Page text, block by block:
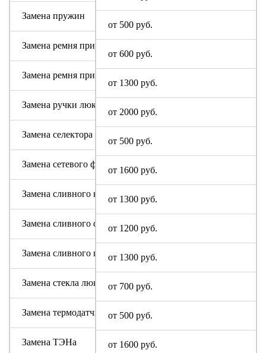
от 500 руб.
от 600 руб.
от 1300 руб.
от 2000 руб.
от 500 руб.
от 1600 руб.
от 1300 руб.
от 1200 руб.
от 1300 руб.
от 700 руб.
от 500 руб.
от 1600 руб.
Замена пружин
Замена ремня привода (двигателя)
Замена ремня привода барабана
Замена ручки люка
Замена селектора программ
Замена сетевого фильтра (ФПС, пусковой конденсатор)
Замена сливного насоса
Замена сливного фильтра
Замена сливного шланга
Замена стекла люка
Замена термодатчика
Замена ТЭНа